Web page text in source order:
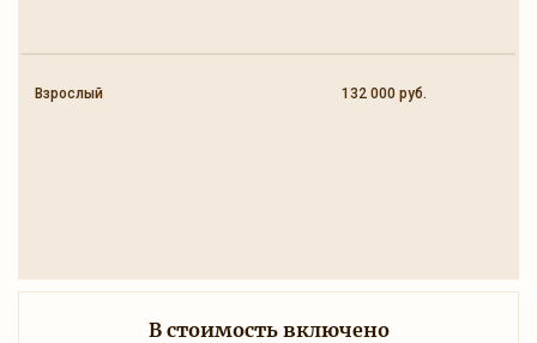
Взрослый 132 000 руб.
В стоимость включено